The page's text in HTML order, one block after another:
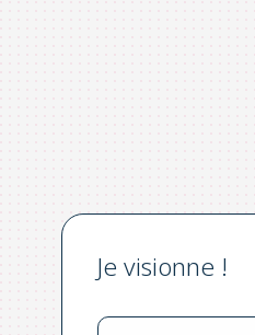
Je visionne !